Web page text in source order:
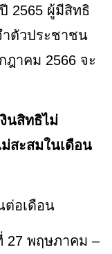
ปี 2565 ผู้มีสิทธิ
ำตัวประชาชน
ฎาคม 2566 จะ
นสิทธิไม่
สะสมในเดือน
ต่อเดือน
27 พฤษภาคม –